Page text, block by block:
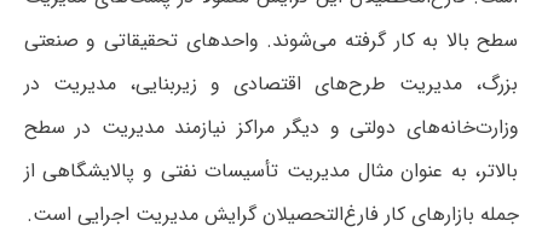
سطح بالا به کار گرفته می‌شوند. واحدهای تحقیقاتی و صنعتی
بزرگ، مدیریت طرح‌های اقتصادی و زیربنایی، مدیریت در
وزارت‌خانه‌های دولتی و دیگر مراکز نیازمند مدیریت در سطح
بالاتر، به عنوان مثال مدیریت تأسیسات نفتی و پالایشگاهی از
جمله بازارهای کار فارغ‌التحصیلان گرایش مدیریت اجرایی است.